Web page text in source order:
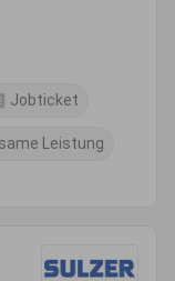
Jobticket
Leistung